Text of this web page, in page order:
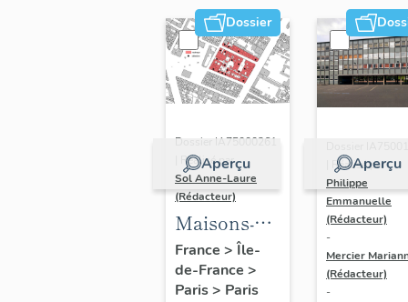
Dossier
Aperçu
Dossier IA75000261
| Réalisé par
Sol Anne-Laure
(Rédacteur)
Maisons-
immeubles
France > Île-
de-France >
Paris> Paris
Aperçu
| Réalisé par
Philippe
Emmanuelle
(Rédacteur)
-
Mercier
(Rédacteur)
-